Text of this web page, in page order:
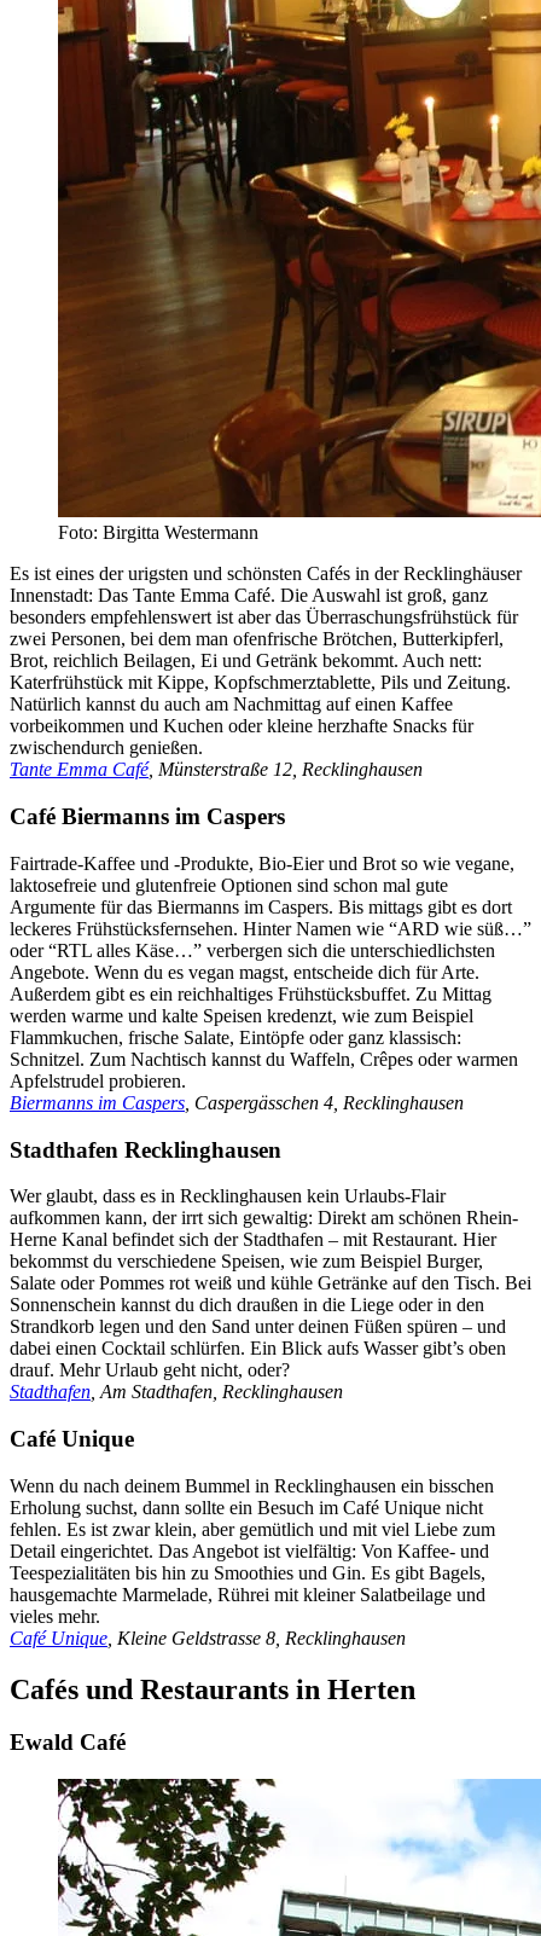
Foto: Birgitta Westermann
Es ist eines der urigsten und schönsten Cafés in der Recklinghäuser
Innenstadt: Das Tante Emma Café. Die Auswahl ist groß, ganz
besonders empfehlenswert ist aber das Überraschungsfrühstück für
zwei Personen, bei dem man ofenfrische Brötchen, Butterkipferl,
Brot, reichlich Beilagen, Ei und Getränk bekommt. Auch nett:
Katerfrühstück mit Kippe, Kopfschmerztablette, Pils und Zeitung.
Natürlich kannst du auch am Nachmittag auf einen Kaffee
vorbeikommen und Kuchen oder kleine herzhafte Snacks für
zwischendurch genießen.
Tante Emma Café, Münsterstraße 12, Recklinghausen
Café Biermanns im Caspers
Fairtrade-Kaffee und -Produkte, Bio-Eier und Brot so wie vegane,
laktosefreie und glutenfreie Optionen sind schon mal gute
Argumente für das Biermanns im Caspers. Bis mittags gibt es dort
leckeres Frühstücksfernsehen. Hinter Namen wie “ARD wie süß…”
oder “RTL alles Käse…” verbergen sich die unterschiedlichsten
Angebote. Wenn du es vegan magst, entscheide dich für Arte.
Außerdem gibt es ein reichhaltiges Frühstücksbuffet. Zu Mittag
werden warme und kalte Speisen kredenzt, wie zum Beispiel
Flammkuchen, frische Salate, Eintöpfe oder ganz klassisch:
Schnitzel. Zum Nachtisch kannst du Waffeln, Crêpes oder warmen
Apfelstrudel probieren.
Biermanns im Caspers , Caspergässchen 4, Recklinghausen
Stadthafen Recklinghausen
Wer glaubt, dass es in Recklinghausen kein Urlaubs-Flair
aufkommen kann, der irrt sich gewaltig: Direkt am schönen Rhein-
Herne Kanal befindet sich der Stadthafen – mit Restaurant. Hier
bekommst du verschiedene Speisen, wie zum Beispiel Burger,
Salate oder Pommes rot weiß und kühle Getränke auf den Tisch. Bei
Sonnenschein kannst du dich draußen in die Liege oder in den
Strandkorb legen und den Sand unter deinen Füßen spüren – und
dabei einen Cocktail schlürfen. Ein Blick aufs Wasser gibt’s oben
drauf. Mehr Urlaub geht nicht, oder?
Stadthafen , Am Stadthafen, Recklinghausen
Café Unique
Wenn du nach deinem Bummel in Recklinghausen ein bisschen
Erholung suchst, dann sollte ein Besuch im Café Unique nicht
fehlen. Es ist zwar klein, aber gemütlich und mit viel Liebe zum
Detail eingerichtet. Das Angebot ist vielfältig: Von Kaffee- und
Teespezialitäten bis hin zu Smoothies und Gin. Es gibt Bagels,
hausgemachte Marmelade, Rührei mit kleiner Salatbeilage und
vieles mehr.
Café Unique , Kleine Geldstrasse 8, Recklinghausen
Cafés und Restaurants in Herten
Ewald Café